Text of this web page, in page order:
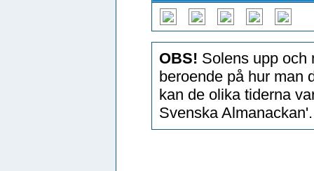
OBS! Solens upp och
beroende på hur man
kan de olika tiderna
Svenska